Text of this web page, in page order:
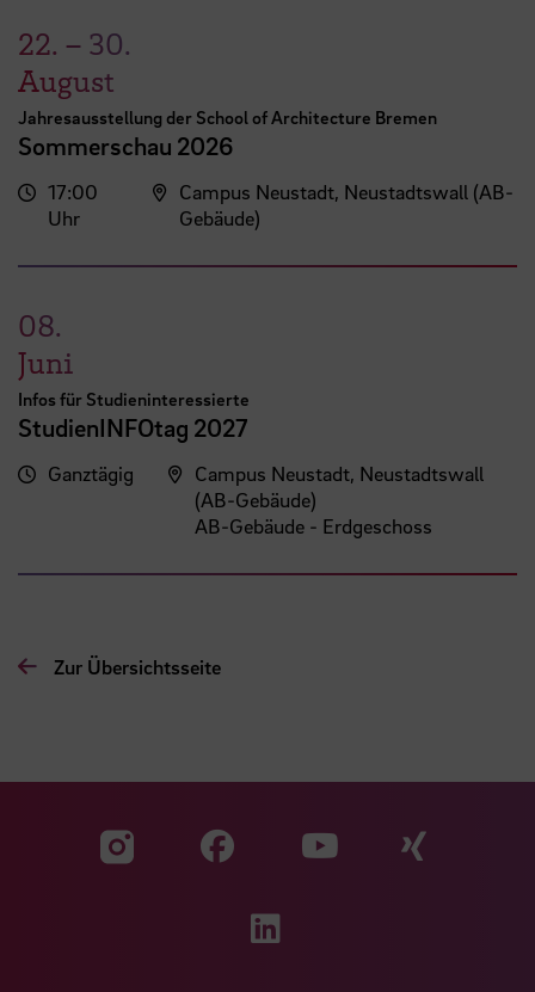
22. – 30.
August
Jahresausstellung der School of Architecture Bremen
Sommerschau 2026
17:00
Uhr
Campus Neustadt, Neustadtswall (AB-
Gebäude)
08.
Juni
Infos für Studieninteressierte
StudienINFOtag 2027
Ganztägig
Campus Neustadt, Neustadtswall
(AB-Gebäude)
AB-Gebäude - Erdgeschoss
Zur Übersichtsseite
Zu unserer Facebook
Zu
Zu unserer